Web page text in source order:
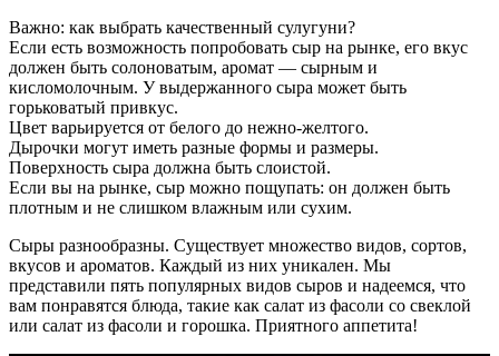
Важно: как выбрать качественный сулугуни?
Если есть возможность попробовать сыр на рынке, его вкус
должен быть солоноватым, аромат — сырным и
кисломолочным. У выдержанного сыра может быть
горьковатый привкус.
Цвет варьируется от белого до нежно-желтого.
Дырочки могут иметь разные формы и размеры.
Поверхность сыра должна быть слоистой.
Если вы на рынке, сыр можно пощупать: он должен быть
плотным и не слишком влажным или сухим.
Сыры разнообразны. Существует множество видов, сортов,
вкусов и ароматов. Каждый из них уникален. Мы
представили пять популярных видов сыров и надеемся, что
вам понравятся блюда, такие как салат из фасоли со свеклой
или салат из фасоли и горошка. Приятного аппетита!